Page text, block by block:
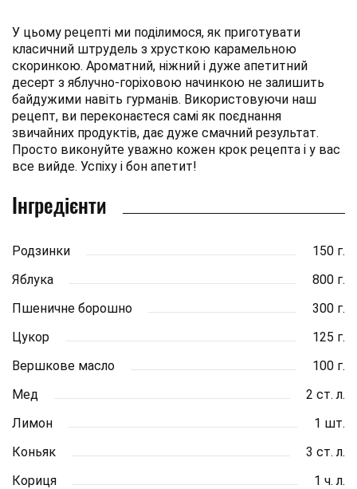
У цьому рецепті ми поділимося, як приготувати
класичний штрудель з хрусткою карамельною
скоринкою. Ароматний, ніжний і дуже апетитний
десерт з яблучно-горіховою начинкою не залишить
байдужими навіть гурманів. Використовуючи наш
рецепт, ви переконаєтеся самі як поєднання
звичайних продуктів, дає дуже смачний результат.
Просто виконуйте уважно кожен крок рецепта і у вас
все вийде. Успіху і бон апетит!
Інгредієнти
Родзинки
150 г.
Яблука
800 г.
Пшеничне борошно
300 г.
Цукор
125 г.
Вершкове масло
100 г.
Мед
2 ст. л.
Лимон
1 шт.
Коньяк
3 ст. л.
Кориця
1 ч. л.